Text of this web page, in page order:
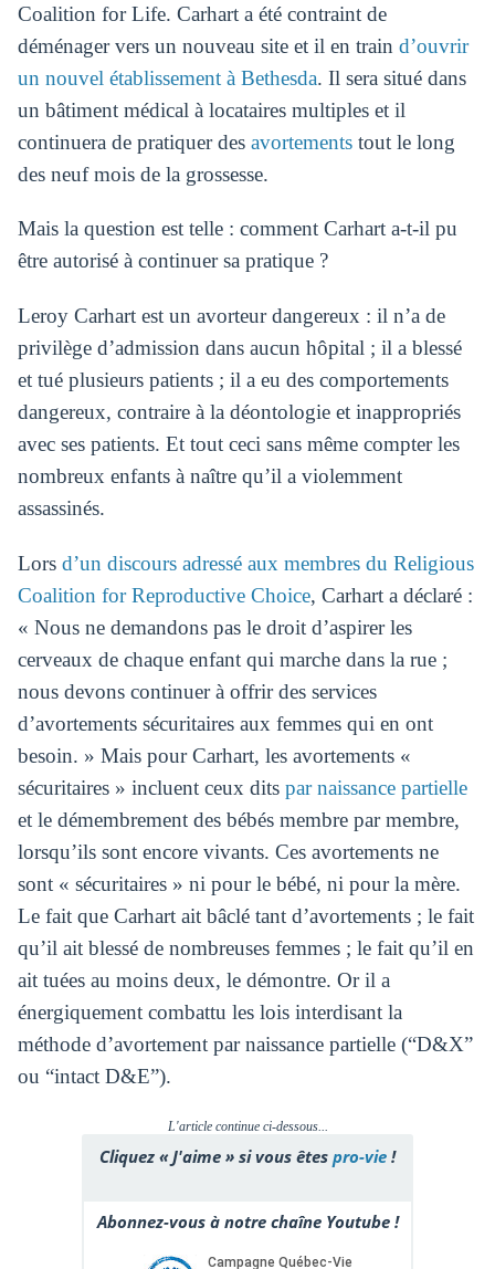
Coalition for Life. Carhart a été contraint de
déménager vers un nouveau site et il en train d’ouvrir
un nouvel établissement à Bethesda. Il sera situé dans
un bâtiment médical à locataires multiples et il
continuera de pratiquer des avortements tout le long
des neuf mois de la grossesse.
Mais la question est telle : comment Carhart a-t-il pu
être autorisé à continuer sa pratique ?
Leroy Carhart est un avorteur dangereux : il n’a de
privilège d’admission dans aucun hôpital ; il a blessé
et tué plusieurs patients ; il a eu des comportements
dangereux, contraire à la déontologie et inappropriés
avec ses patients. Et tout ceci sans même compter les
nombreux enfants à naître qu’il a violemment
assassinés.
Lors d’un discours adressé aux membres du Religious
Coalition for Reproductive Choice, Carhart a déclaré :
« Nous ne demandons pas le droit d’aspirer les
cerveaux de chaque enfant qui marche dans la rue ;
nous devons continuer à offrir des services
d’avortements sécuritaires aux femmes qui en ont
besoin. » Mais pour Carhart, les avortements «
sécuritaires » incluent ceux dits par naissance partielle
et le démembrement des bébés membre par membre,
lorsqu’ils sont encore vivants. Ces avortements ne
sont « sécuritaires » ni pour le bébé, ni pour la mère.
Le fait que Carhart ait bâclé tant d’avortements ; le fait
qu’il ait blessé de nombreuses femmes ; le fait qu’il en
ait tuées au moins deux, le démontre. Or il a
énergiquement combattu les lois interdisant la
méthode d’avortement par naissance partielle (“D&X”
ou “intact D&E”).
L'article continue ci-dessous...
Cliquez « J'aime » si vous êtes pro-vie !
Abonnez-vous à notre chaîne Youtube !